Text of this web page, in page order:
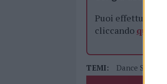
Puoi effettuare
cliccando qui
TEMI: Dance Studio